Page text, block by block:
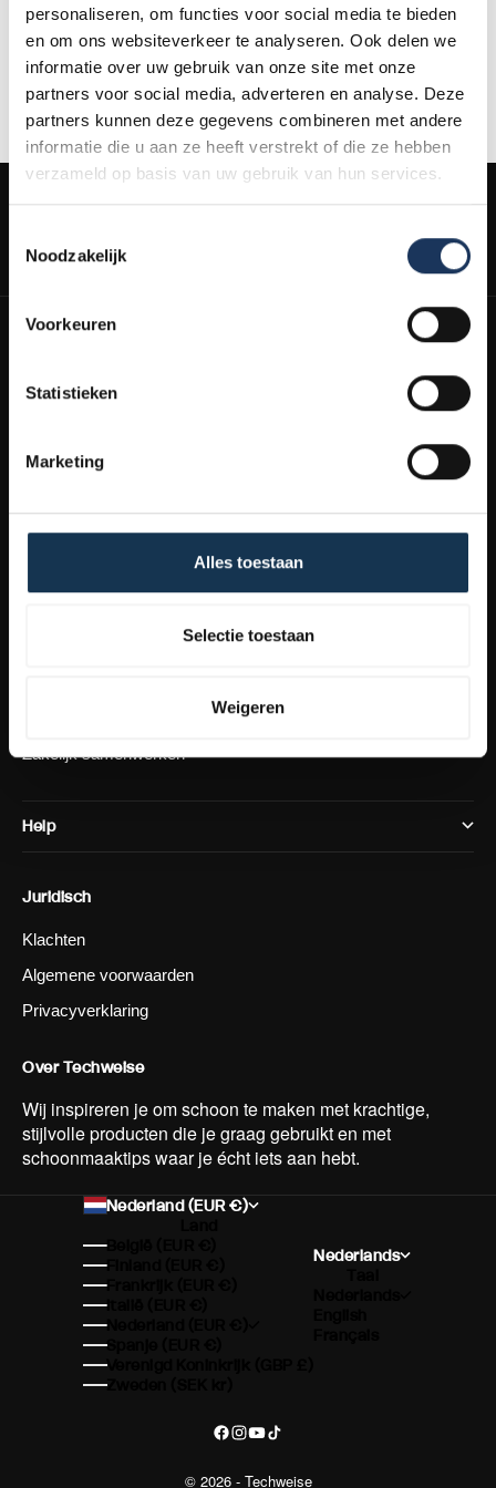
personaliseren, om functies voor social media te bieden
en om ons websiteverkeer te analyseren. Ook delen we
informatie over uw gebruik van onze site met onze
partners voor social media, adverteren en analyse. Deze
partners kunnen deze gegevens combineren met andere
informatie die u aan ze heeft verstrekt of die ze hebben
verzameld op basis van uw gebruik van hun services.
Noodzakelijk
Voorkeuren
Statistieken
Marketing
Alles toestaan
Selectie toestaan
Weigeren
mogelijk om klachten aan te melden via het ODR-platform van
de Europese Commissie. Dit ODR-platform is
Wanneer je klacht nog niet elders in behandeling is, staat het je
vrij om je klacht te deponeren via het platform van de
Europese Unie.
Schoonmaaktips
Zakelijk samenwerken
Help
Juridisch
Klachten
Algemene voorwaarden
Privacyverklaring
Over Techweise
Wij inspireren je om schoon te maken met krachtige,
stijlvolle producten die je graag gebruikt en met
schoonmaaktips waar je écht iets aan hebt.
Nederland (EUR €)
België (EUR €)
Finland (EUR €)
Frankrijk (EUR €)
Italië (EUR €)
Nederland (EUR €)
Spanje (EUR €)
Verenigd Koninkrijk (GBP £)
Zweden (SEK kr)
Nederlands
© 2026 - Techweise